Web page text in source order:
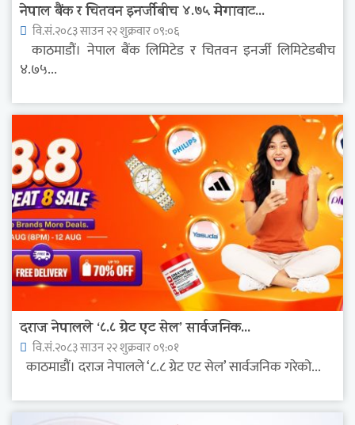
नेपाल बैंक र चितवन इनर्जीबीच ४.७५ मेगावाट...
वि.सं.२०८३ साउन २२ शुक्रवार ०९:०६
काठमाडौं। नेपाल बैंक लिमिटेड र चितवन इनर्जी लिमिटेडबीच
४.७५...
दराज नेपालले ‘८.८ ग्रेट एट सेल’ सार्वजनिक...
वि.सं.२०८३ साउन २२ शुक्रवार ०९:०१
काठमाडौं। दराज नेपालले ‘८.८ ग्रेट एट सेल’ सार्वजनिक गरेको...